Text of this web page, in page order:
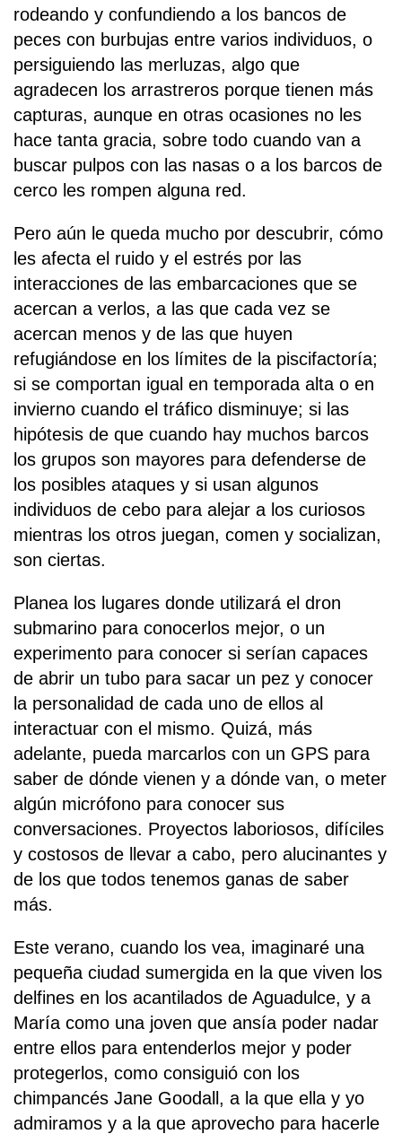
rodeando y confundiendo a los bancos de
peces con burbujas entre varios individuos, o
persiguiendo las merluzas, algo que
agradecen los arrastreros porque tienen más
capturas, aunque en otras ocasiones no les
hace tanta gracia, sobre todo cuando van a
buscar pulpos con las nasas o a los barcos de
cerco les rompen alguna red.
Pero aún le queda mucho por descubrir, cómo
les afecta el ruido y el estrés por las
interacciones de las embarcaciones que se
acercan a verlos, a las que cada vez se
acercan menos y de las que huyen
refugiándose en los límites de la piscifactoría;
si se comportan igual en temporada alta o en
invierno cuando el tráfico disminuye; si las
hipótesis de que cuando hay muchos barcos
los grupos son mayores para defenderse de
los posibles ataques y si usan algunos
individuos de cebo para alejar a los curiosos
mientras los otros juegan, comen y socializan,
son ciertas.
Planea los lugares donde utilizará el dron
submarino para conocerlos mejor, o un
experimento para conocer si serían capaces
de abrir un tubo para sacar un pez y conocer
la personalidad de cada uno de ellos al
interactuar con el mismo. Quizá, más
adelante, pueda marcarlos con un GPS para
saber de dónde vienen y a dónde van, o meter
algún micrófono para conocer sus
conversaciones. Proyectos laboriosos, difíciles
y costosos de llevar a cabo, pero alucinantes y
de los que todos tenemos ganas de saber
más.
Este verano, cuando los vea, imaginaré una
pequeña ciudad sumergida en la que viven los
delfines en los acantilados de Aguadulce, y a
María como una joven que ansía poder nadar
entre ellos para entenderlos mejor y poder
protegerlos, como consiguió con los
chimpancés Jane Goodall, a la que ella y yo
admiramos y a la que aprovecho para hacerle